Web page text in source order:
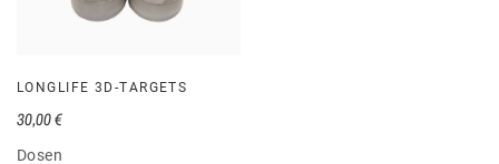
LONGLIFE 3D-TARGETS
Dosen
30,00 €